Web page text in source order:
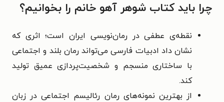
چرا باید کتاب شوهر آهو خانم را بخوانیم؟
نقطه‌ی عطفی در رمان‌نویسی ایران است؛ اثری که
نشان داد ادبیات فارسی می‌تواند رمان بلند و اجتماعی
با ساختاری منسجم و شخصیت‌پردازی عمیق تولید
کند.
از بهترین نمونه‌های رمان رئالیسم اجتماعی در زبان